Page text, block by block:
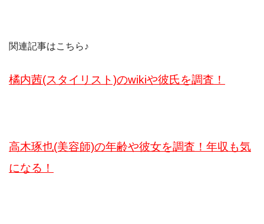
関連記事はこちら♪
橘内茜(スタイリスト)のwikiや彼氏を調査！
高木琢也(美容師)の年齢や彼女を調査！年収も気
になる！